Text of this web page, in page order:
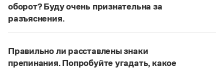
Все справочники портала
Новости и события
оборот? Буду очень признательна за
разъяснения.
В § 94«Правил русской орфографии и пунктуации»
слова и сочетания слов, стоящие на границе
частей сложного предложения и относящиеся к
Правильно ли расставлены знаки
препинания. Попробуйте угадать, какое